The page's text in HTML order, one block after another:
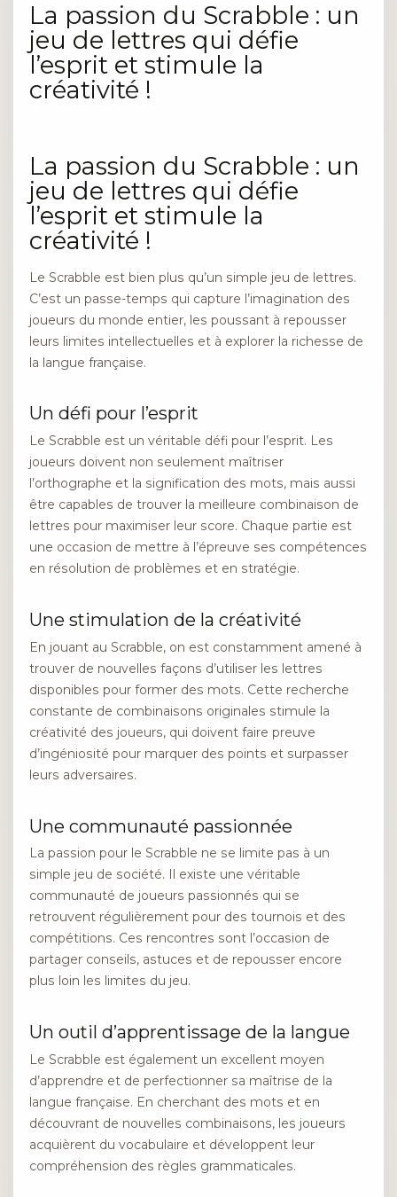
La passion du Scrabble : un
jeu de lettres qui défie
l’esprit et stimule la
créativité !
La passion du Scrabble : un
jeu de lettres qui défie
l’esprit et stimule la
créativité !
Le Scrabble est bien plus qu’un simple jeu de lettres.
C’est un passe-temps qui capture l’imagination des
joueurs du monde entier, les poussant à repousser
leurs limites intellectuelles et à explorer la richesse de
la langue française.
Un défi pour l’esprit
Le Scrabble est un véritable défi pour l’esprit. Les
joueurs doivent non seulement maîtriser
l’orthographe et la signification des mots, mais aussi
être capables de trouver la meilleure combinaison de
lettres pour maximiser leur score. Chaque partie est
une occasion de mettre à l’épreuve ses compétences
en résolution de problèmes et en stratégie.
Une stimulation de la créativité
En jouant au Scrabble, on est constamment amené à
trouver de nouvelles façons d’utiliser les lettres
disponibles pour former des mots. Cette recherche
constante de combinaisons originales stimule la
créativité des joueurs, qui doivent faire preuve
d’ingéniosité pour marquer des points et surpasser
leurs adversaires.
Une communauté passionnée
La passion pour le Scrabble ne se limite pas à un
simple jeu de société. Il existe une véritable
communauté de joueurs passionnés qui se
retrouvent régulièrement pour des tournois et des
compétitions. Ces rencontres sont l’occasion de
partager conseils, astuces et de repousser encore
plus loin les limites du jeu.
Un outil d’apprentissage de la langue
Le Scrabble est également un excellent moyen
d’apprendre et de perfectionner sa maîtrise de la
langue française. En cherchant des mots et en
découvrant de nouvelles combinaisons, les joueurs
acquièrent du vocabulaire et développent leur
compréhension des règles grammaticales.